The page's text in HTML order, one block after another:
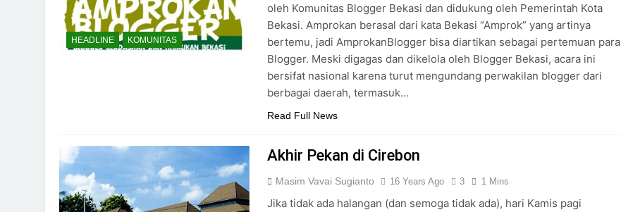
HEADLINE KOMUNITAS
oleh Komunitas Blogger Bekasi dan didukung oleh Pemerintah Kota
Bekasi. Amprokan berasal dari kata Bekasi “Amprok” yang artinya
bertemu, jadi AmprokanBlogger bisa diartikan sebagai pertemuan para
Blogger. Meski digagas dan dikelola oleh Blogger Bekasi, acara ini
bersifat nasional karena turut mengundang perwakilan blogger dari
berbagai daerah, termasuk…
Read Full News
Akhir Pekan di Cirebon
Masim Vavai Sugianto 16 Years Ago 3 1 Mins
Jika tidak ada halangan (dan semoga tidak ada), hari Kamis pagi